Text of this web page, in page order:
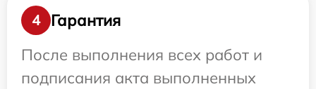
4
Гарантия
После выполнения всех работ и
подписания акта выполненных